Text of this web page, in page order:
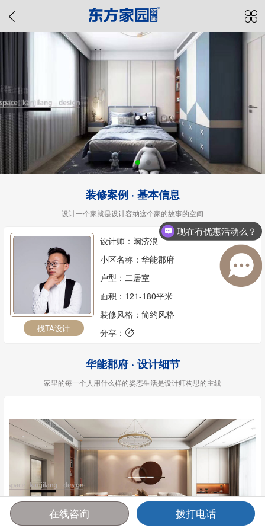
装修案例 · 基本信息
设计一个家就是设计容纳这个家的故事的空间
找TA设计
设计师：阚济浪
小区名称：华能郡府
户型：二居室
面积：121-180平米
装修风格：简约风格
分享： 
华能郡府 · 设计细节
家里的每一个人用什么样的姿态生活是设计师构思的主线
首页 报价 电话 咨询
现在有优惠活动么？
在线咨询 拨打电话